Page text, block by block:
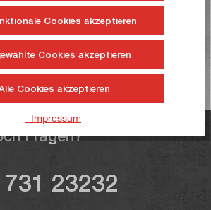
2
Produktsicherheit
Fragen?
23232
Cookies akzeptieren
Cookies akzeptieren
Cookies akzeptieren
- Impressum